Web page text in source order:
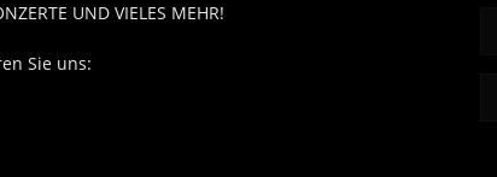
UND VIELES MEHR!
Sie uns: